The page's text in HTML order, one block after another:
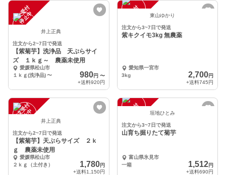
注
文
受
付
停
止
中
井上正典
注文から2~7日で発送
【紫菊芋】洗浄品 天ぷらサイ
ズ １ｋｇ～ 農薬未使用
愛媛県松山市
１ｋｇ(洗浄品)〜 980円 〜
+送料920円
注
文
受
付
停
止 東山ゆかり
注文から3~7日で発送
紫キクイモ3kg 無農薬
愛知県一宮市
3kg
2,700円
+送料745円
注
文
受
付
停
止
中 井上正典
注文から2~7日で発送
【紫菊芋】天ぷらサイズ ２ｋ
ｇ 農薬未使用
愛媛県松山市
２ｋｇ（土付き）
1,780円
+送料1,150円
注
文
受
付
停
止 垣地ひとみ
注文から3~7日で発送
山育ち掘りたて菊芋
富山県氷見市
一箱
1,512円
+送料690円